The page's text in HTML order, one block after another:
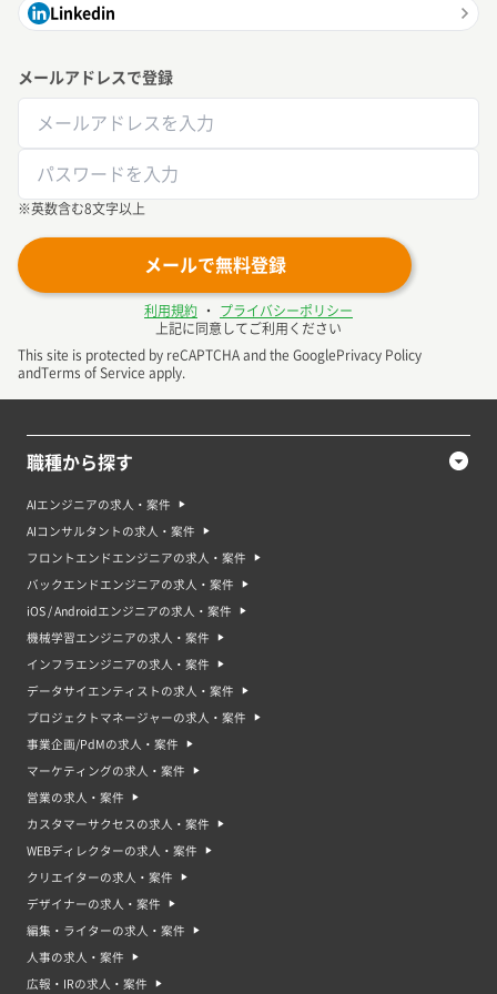
Linkedin
メールアドレスで登録
※英数含む8文字以上
メールで無料登録
利用規約 ・
プライバシーポリシー
上記に同意してご利用ください
This site is protected by reCAPTCHA and the GooglePrivacy Policy
andTerms of Service apply.
職種から探す
AIエンジニアの求人・案件
AIコンサルタントの求人・案件
フロントエンドエンジニアの求人・案件
バックエンドエンジニアの求人・案件
iOS / Androidエンジニアの求人・案件
機械学習エンジニアの求人・案件
インフラエンジニアの求人・案件
データサイエンティストの求人・案件
プロジェクトマネージャーの求人・案件
事業企画/PdMの求人・案件
マーケティングの求人・案件
営業の求人・案件
カスタマーサクセスの求人・案件
WEBディレクターの求人・案件
クリエイターの求人・案件
デザイナーの求人・案件
編集・ライターの求人・案件
人事の求人・案件
広報・IRの求人・案件